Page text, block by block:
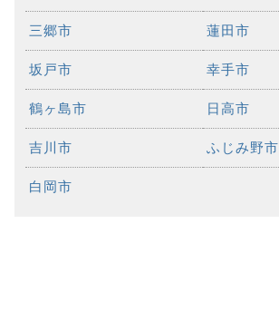
三郷市 蓮田市
坂戸市 幸手市
鶴ヶ島市 日高市
吉川市 ふじみ野市
白岡市